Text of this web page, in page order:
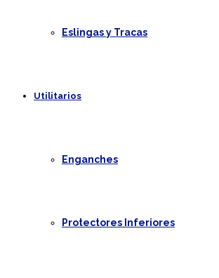
Eslingas y Tracas
Utilitarios
Enganches
Protectores Inferiores